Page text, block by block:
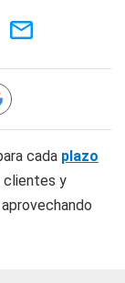
cada plazo
clientes y